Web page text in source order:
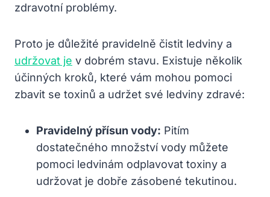
zdravotní⁤ problémy.
Proto je důležité pravidelně čistit ledviny a
udržovat je v dobrém stavu.‍ Existuje několik
účinných kroků, které ‍vám mohou pomoci
zbavit⁤ se toxinů a udržet své ledviny zdravé:
Pravidelný přísun ‍vody: Pitím
dostatečného ⁤množství vody můžete
pomoci‍ ledvinám odplavovat toxiny a
udržovat je dobře zásobené tekutinou.